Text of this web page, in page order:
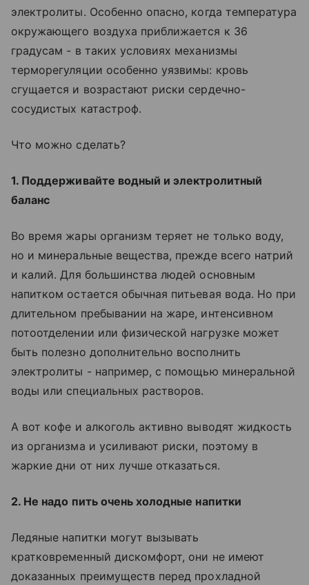
электролиты. Особенно опасно, когда температура
окружающего воздуха приближается к 36
градусам - в таких условиях механизмы
терморегуляции особенно уязвимы: кровь
сгущается и возрастают риски сердечно-
сосудистых катастроф.
Что можно сделать?
1. Поддерживайте водный и электролитный
баланс
Во время жары организм теряет не только воду,
но и минеральные вещества, прежде всего натрий
и калий. Для большинства людей основным
напитком остается обычная питьевая вода. Но при
длительном пребывании на жаре, интенсивном
потоотделении или физической нагрузке может
быть полезно дополнительно восполнить
электролиты - например, с помощью минеральной
воды или специальных растворов.
А вот кофе и алкоголь активно выводят жидкость
из организма и усиливают риски, поэтому в
жаркие дни от них лучше отказаться.
2. Не надо пить очень холодные напитки
Ледяные напитки могут вызывать
кратковременный дискомфорт, они не имеют
доказанных преимуществ перед прохладной